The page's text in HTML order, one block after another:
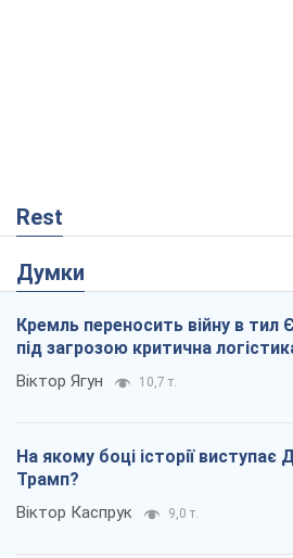
Rest
Думки
Кремль переносить війну в тил
під загрозою критична
Віктор Ягун 10,7 т.
На якому боці історії виступає
Трамп?
Віктор Каспрук 9,0 т.